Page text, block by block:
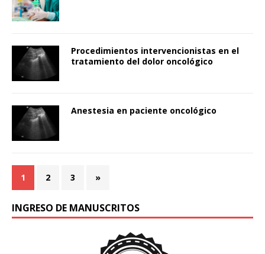
Procedimientos intervencionistas en el
tratamiento del dolor oncológico
Anestesia en paciente oncológico
1 2 3 »
INGRESO DE MANUSCRITOS